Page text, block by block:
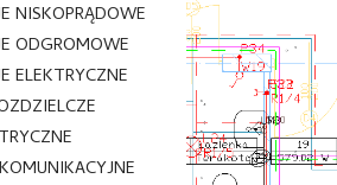
NISKOPRĄDOWE
ODGROMOWE
ELEKTRYCZNE